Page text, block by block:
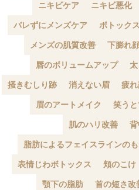
ニキビケア ニキビ悪化
バレずにメンズケア ボトック
メンズの肌質改善 下膨れ
唇のボリュームアップ
掻きむしり跡 消えない眉 疲
眉のアートメイク 笑う
肌のハリ改善
脂肪によるフェイスラインの
表情じわボトックス 頬のこけ
顎下の脂肪 首の短さ改